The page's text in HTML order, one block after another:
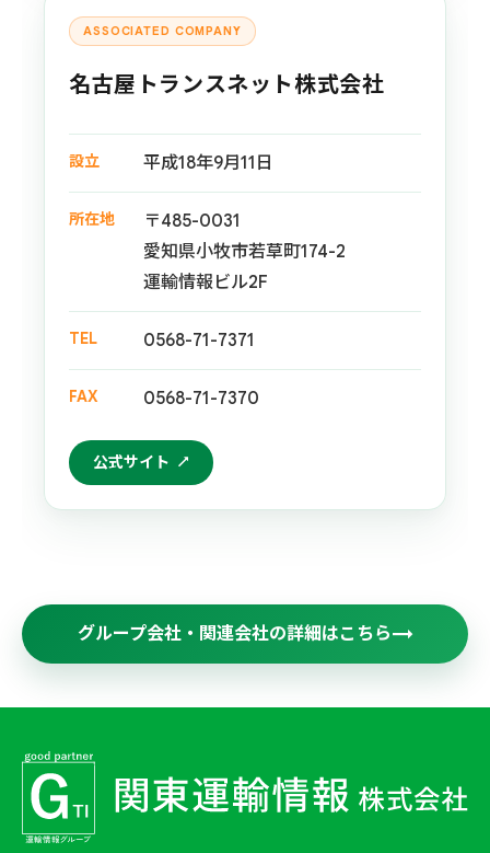
ASSOCIATED COMPANY
名古屋トランスネット株式会社
設立 平成18年9月11日
所在地
〒485-0031
愛知県小牧市若草町174-2
運輸情報ビル2F
TEL 0568-71-7371
FAX 0568-71-7370
公式サイト
グループ会社・関連会社の詳細はこちら